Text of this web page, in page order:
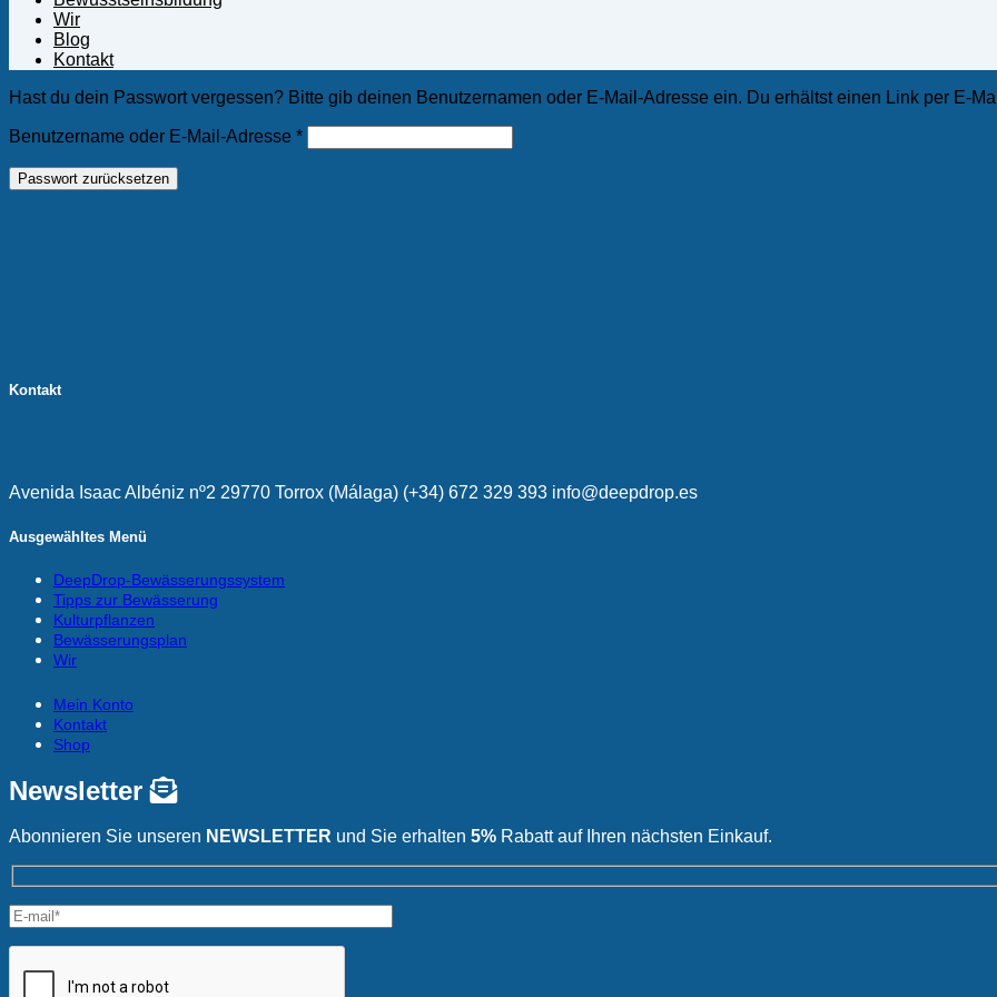
Wir
Blog
Kontakt
Hast du dein Passwort vergessen? Bitte gib deinen Benutzernamen oder E-Mail-Adresse ein. Du erhältst einen Link per E-
Benutzername oder E-Mail-Adresse *Erforderlich
Passwort zurücksetzen
Kontakt
Avenida Isaac Albéniz nº2 29770 Torrox (Málaga) (+34) 672 329 393 info@deepdrop.es
Ausgewähltes Menü
DeepDrop-Bewässerungssystem
Tipps zur Bewässerung
Kulturpflanzen
Bewässerungsplan
Wir
Mein Konto
Kontakt
Shop
Newsletter
Abonnieren Sie unseren NEWSLETTER und Sie erhalten 5% Rabatt auf Ihren nächsten Einkauf.